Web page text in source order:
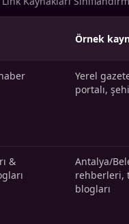
Örnek
Yerel
portalı,
&
Antalya/
rehberleri,
blogları